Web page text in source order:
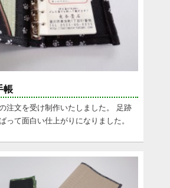
帳
注文を受け制作いたしました。 足跡
って面白い仕上がりになりました。